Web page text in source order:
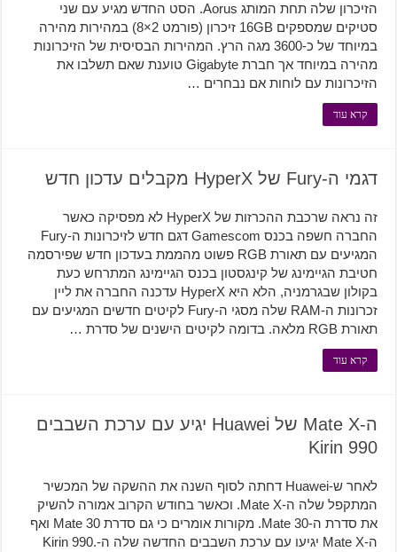
הזיכרון שלה תחת המותג Aorus. הסט החדש מגיע עם שני
סטיקים שמספקים 16GB זיכרון (פורמט 2×8) במהירות מהירה
במיוחד של כ-3600 מגה הרץ. המהירות הבסיסית של הזיכרונות
מהירה במיוחד אך חברת Gigabyte טוענת שאם תשלבו את
הזיכרונות עם לוחות אם נבחרים …
קרא עוד
דגמי ה-Fury של HyperX מקבלים עדכון חדש
זה נראה שרכבת ההכרזות של HyperX לא מפסיקה כאשר
החברה חשפה בכנס Gamescom דגם חדש לזיכרונות ה-Fury
המגיעים עם תאורת RGB פשוט מהממת בעדכון חדש שפירסמה
חטיבת הגיימינג של קינגסטון בכנס הגיימינג המתרחש כעת
בקולון שבגרמניה, הלא היא HyperX עדכנה החברה את ליין
זכרונות ה-RAM שלה מסגי ה-Fury לקיטים חדשים המגיעים עם
תאורת RGB מלאה. בדומה לקיטים הישנים של סדרת …
קרא עוד
ה-Mate X של Huawei יגיע עם ערכת השבבים
Kirin 990
לאחר ש-Huawei דחתה לסוף השנה את ההשקה של המכשיר
המתקפל שלה ה-Mate X. וכאשר בחודש הקרוב אמורה להשיק
את סדרת ה-Mate 30. מקורות אומרים כי גם סדרת Mate 30 ואף
ה-Mate X יגיעו עם ערכת השבבים החדשה שלה ה-Kirin 990.